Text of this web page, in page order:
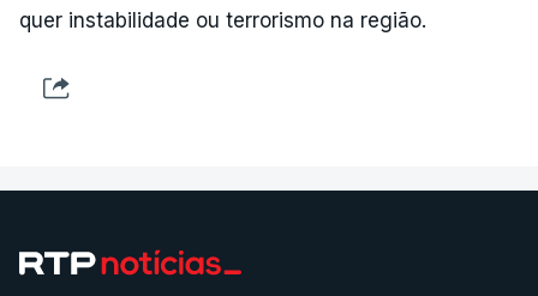
quer instabilidade ou terrorismo na região.